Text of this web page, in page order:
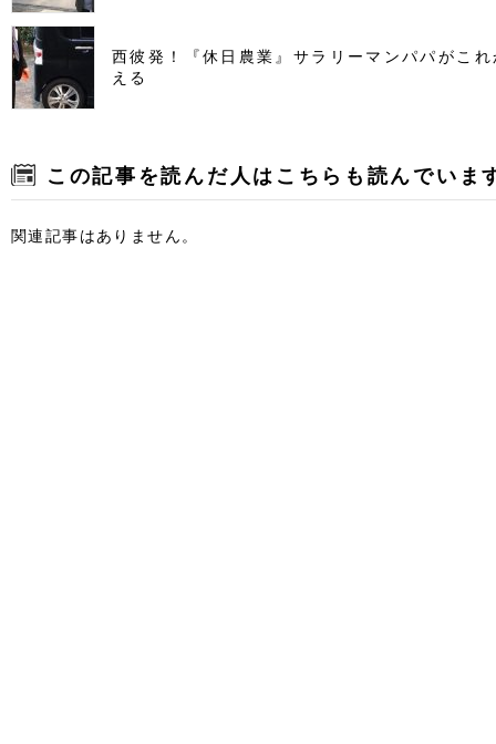
西彼発！『休日農業』サラリーマンパパがこ
える
この記事を読んだ人はこちらも読んでいま
関連記事はありません。